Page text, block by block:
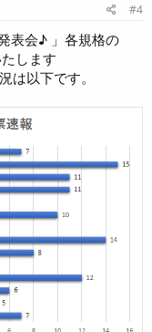
#4
表会♪ 」各規格の
します
は以下です。